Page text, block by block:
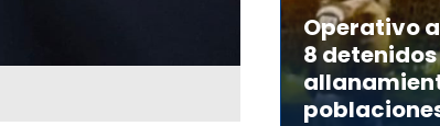
Operativo
8